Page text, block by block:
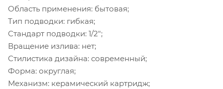
Область применения: бытовая;
Тип подводки: гибкая;
Стандарт подводки: 1/2";
Вращение излива: нет;
Стилистика дизайна: современный;
Форма: округлая;
Механизм: керамический картридж;